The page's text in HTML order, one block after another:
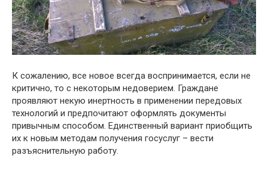
К сожалению, все новое всегда воспринимается, если не
критично, то с некоторым недоверием. Граждане
проявляют некую инертность в применении передовых
технологий и предпочитают оформлять документы
привычным способом. Единственный вариант приобщить
их к новым методам получения госуслуг – вести
разъяснительную работу.